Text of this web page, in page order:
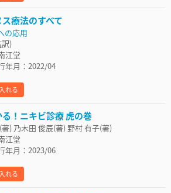
療法のすべて
の応用
)
江堂
年月：2022/04
れる
！ニキビ診療 虎の巻
) 乃木田 俊辰(著) 野村 有子(著)
江堂
年月：2023/06
れる